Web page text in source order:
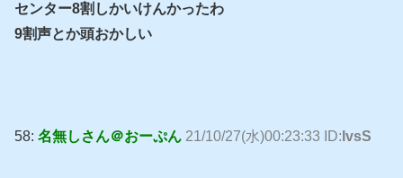
センター8割しかいけんかったわ
9割声とか頭おかしい
58: 名無しさん＠おーぷん 21/10/27(水)00:23:33 ID: lvsS